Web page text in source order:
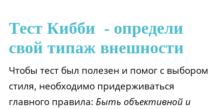
Тест Кибби - определи
свой типаж внешности
Чтобы тест был полезен и помог с выбором
стиля, необходимо придерживаться
главного правила: Быть объективной и